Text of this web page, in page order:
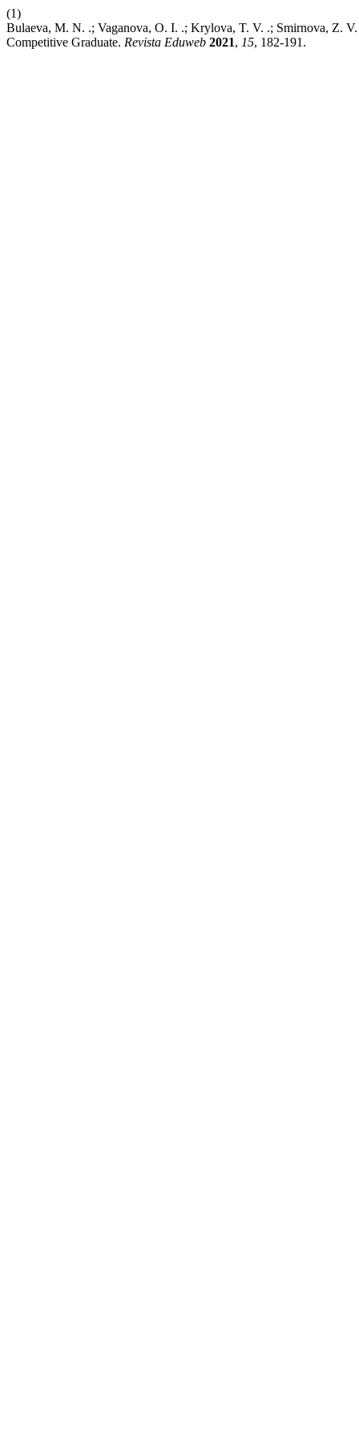
(1)
Bulaeva, M. N. .; Vaganova, O. I. .; Krylova, T. V. .; Smirnova, Z.
Competitive Graduate. Revista Eduweb 2021, 15, 182-191.